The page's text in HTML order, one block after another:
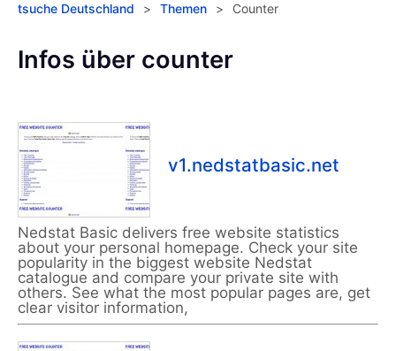
tsuche Deutschland > Themen > Counter
Infos über counter
v1.nedstatbasic.net
Nedstat Basic delivers free website statistics
about your personal homepage. Check your site
popularity in the biggest website Nedstat
catalogue and compare your private site with
others. See what the most popular pages are, get
clear visitor information,